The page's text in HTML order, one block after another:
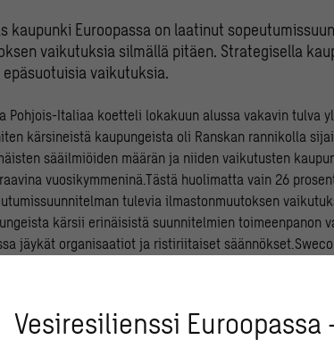
kaupunki Euroopassa on laatinut
vaikutuksia silmällä pitäen. Strategisella
vaikutuksia.
Pohjois-Italiaa koetteli lokakuun alussa vakavin tulva
kärsineistä kaupungeista oli Ranskan rannikolla
sääilmiöiden määrän ja niiden vaikutusten
vuosikymmeninä.Tästä huolimatta vain 26
tulevia ilmastonmuutoksen
kärsii erinäisistä suunnitelmien toimeenpanon
jäykät organisaatiot ja ristiriitaiset
auttaa kaupunkeja tehostamaan
ilmastonmuutoksen asettamiin
perusteella tunnistaneet neljä
ja haasteena olevaa trendiä, jotka vaikuttavat
Vesiresilienssi Euroopassa